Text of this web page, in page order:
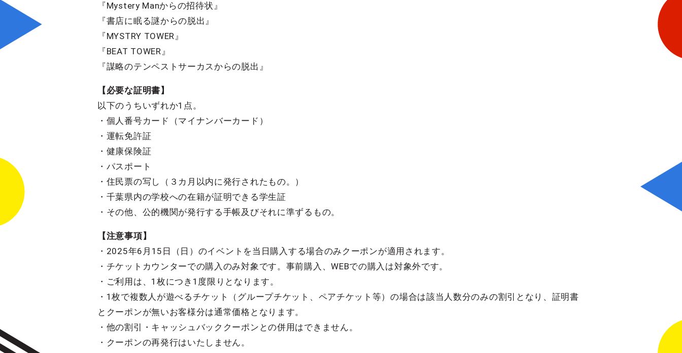
『Mystery Manからの招待状』
『書店に眠る謎からの脱出』
『MYSTRY TOWER』
『BEAT TOWER』
『謀略のテンペストサーカスからの脱出』
【必要な証明書】
以下のうちいずれか1点。
・個人番号カード（マイナンバーカード）
・運転免許証
・健康保険証
・パスポート
・住⺠票の写し（３カ⽉以内に発⾏されたもの。）
・千葉県内の学校への在籍が証明できる学生証
・その他、公的機関が発⾏する⼿帳及びそれに準ずるもの。
【注意事項】
・2025年6月15日（日）のイベントを当日購入する場合のみクーポンが適用されます。
・チケットカウンターでの購入のみ対象です。事前購入、WEBでの購入は対象外です。
・ご利用は、1枚につき1度限りとなります。
・1枚で複数人が遊べるチケット（グループチケット、ペアチケット等）の場合は該当人数分のみの割引となり、証明書
とクーポンが無いお客様分は通常価格となります。
・他の割引・キャッシュバッククーポンとの併用はできません。
・クーポンの再発行はいたしません。